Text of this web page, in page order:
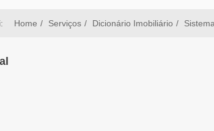
Home Serviços Dicionário Imobiliário